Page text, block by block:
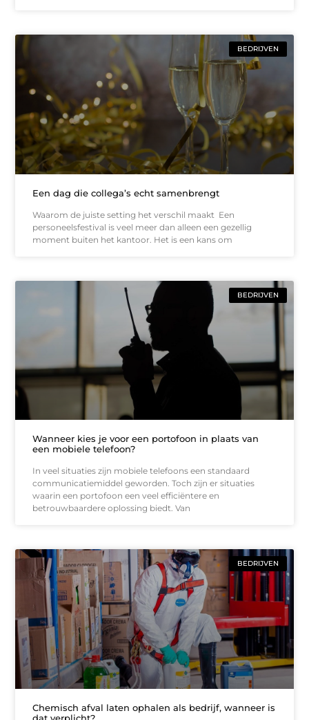
BEDRIJVEN
Een dag die collega’s echt samenbrengt
Waarom de juiste setting het verschil maakt Een
personeelsfestival is veel meer dan alleen een gezellig
moment buiten het kantoor. Het is een kans om
BEDRIJVEN
Wanneer kies je voor een portofoon in plaats van
een mobiele telefoon?
In veel situaties zijn mobiele telefoons een standaard
communicatiemiddel geworden. Toch zijn er situaties
waarin een portofoon een veel efficiëntere en
betrouwbaardere oplossing biedt. Van
BEDRIJVEN
Chemisch afval laten ophalen als bedrijf, wanneer is